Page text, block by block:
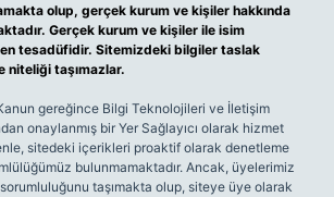
olup, gerçek kurum ve kişiler hakkında
Gerçek kurum ve kişiler ile isim
tesadüfidir. Sitemizdeki bilgiler taslak
niteliği taşımazlar.
gereğince Bilgi Teknolojileri ve İletişim
onaylanmış bir Yer Sağlayıcı olarak hizmet
sitedeki içerikleri proaktif olarak denetleme
bulunmamaktadır. Ancak, üyelerimiz
taşımakta olup, siteye üye olarak